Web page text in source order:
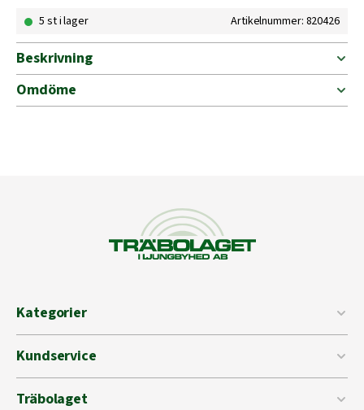
100
BÅREBO
5 st i lager Artikelnummer: 820426
Beskrivning
Omdöme
Kategorier
Kundservice
Träbolaget